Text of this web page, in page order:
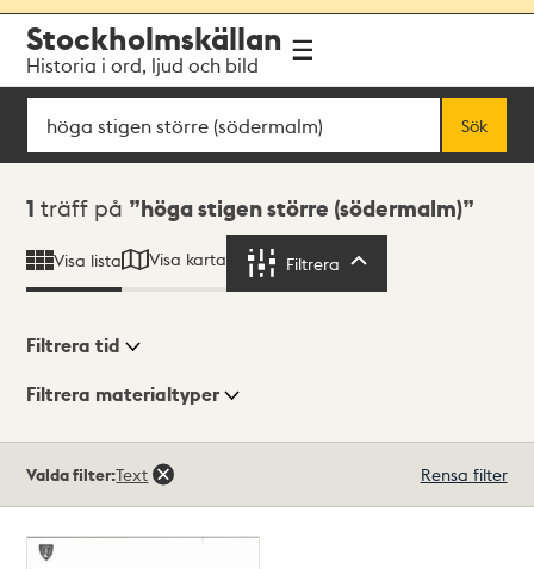
navigationen
huvudinnehållet
Stockholmskällan
Historia i ord, ljud och bild
Sök
Sök
Sökresultat
1 träff på höga stigen större (södermalm)
Visa lista Visa karta Filtrera
Visningsläge
Filtrera tid
Filtrera materialtyper
träffar
Valda filter:Text Rensa filter